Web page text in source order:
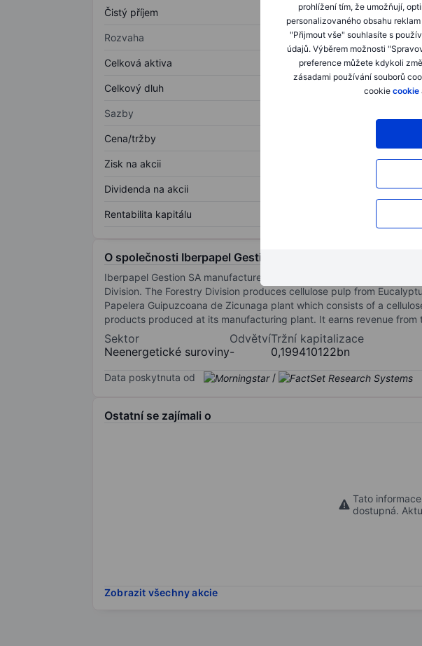
prohlížení tím, že umožňují,
personalizovaného obsahu
"Přijmout vše" souhlasíte s
údajů. Výběrem možnosti
preference můžete kdykoli
zásadami používání souborů
cookie cookie
Čistý příjem
Rozvaha
Celková aktiva
Celkový dluh
Sazby
Cena/tržby
Zisk na akcii
Dividenda na akcii
Rentabilita kapitálu
O společnosti Iberpapel Gestion SA
Iberpapel Gestion SA manufactures printing and writing a paper in
Division. The Forestry Division produces cellulose pulp from
Papelera Guipuzcoana de Zicunaga plant which consists of a
products produced at its manufacturing plant. It earns revenue
Sektor
Neenergetické suroviny
Odvětví
-
Tržní kapitalizace
0,199410122bn
Data poskytnuta od /
Ostatní se zajímali o
Tato
dostupná.
Zobrazit všechny akcie